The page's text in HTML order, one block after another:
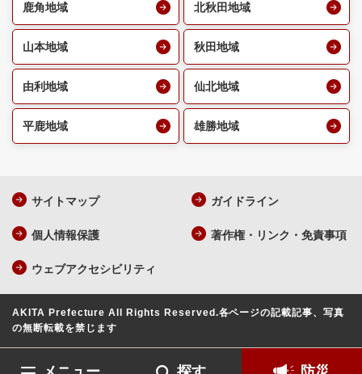
鹿角地域 北秋田地域
山本地域 秋田地域
由利地域 仙北地域
平鹿地域 雄勝地域
サイトマップ ガイドライン
個人情報保護 著作権・リンク・免責事項
ウェブアクセシビリティ
AKITA Prefecture All Rights Reserved.各ページの記載記事、写真
の無断転載を禁じます